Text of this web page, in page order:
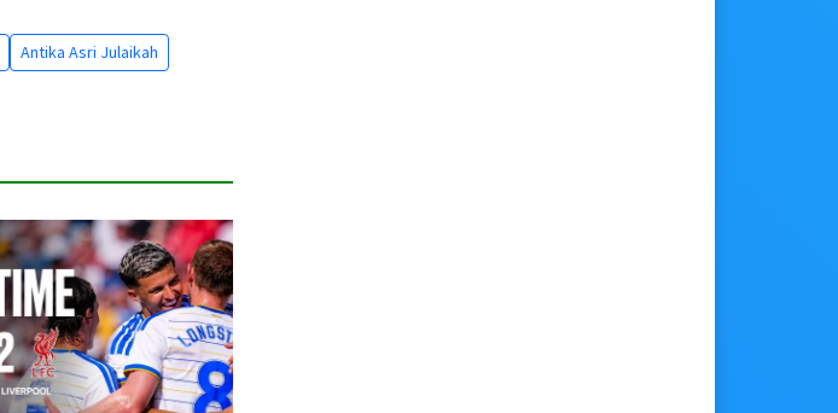
Antika Asri Julaikah